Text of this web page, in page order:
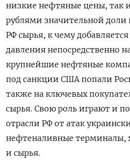
низкие нефтяные цены, так
рублями значительной
РФ сырья, к чему
давления непосредственно
крупнейшие нефтяные
под санкции США попали
также на ключевых
сырья. Свою роль играют и
отрасли РФ от атак
нефтеналивные терминалы,
и сырья.